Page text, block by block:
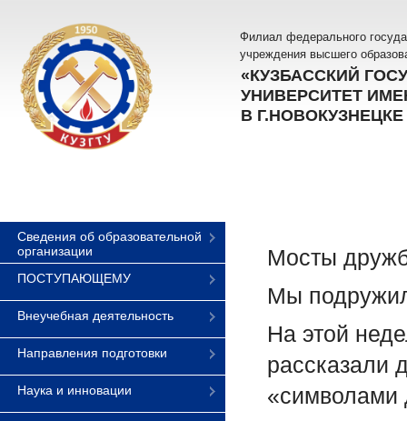
Филиал федерального
учреждения высшего
«КУЗБАССКИЙ
УНИВЕРСИТЕТ
В Г.НОВОКУЗНЕЦКЕ
Сведения об образовательной
организации
ПОСТУПАЮЩЕМУ
Внеучебная деятельность
Направления подготовки
Наука и инновации
Мосты
Мы
На этой
рассказали